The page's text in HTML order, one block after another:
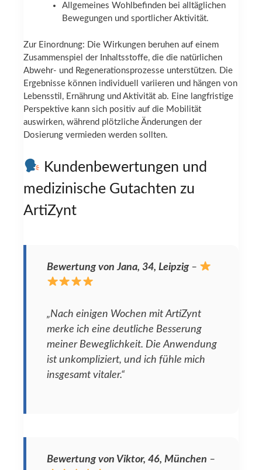
Allgemeines Wohlbefinden bei alltäglichen
Bewegungen und sportlicher Aktivität.
Zur Einordnung: Die Wirkungen beruhen auf einem
Zusammenspiel der Inhaltsstoffe, die die natürlichen
Abwehr- und Regenerationsprozesse unterstützen. Die
Ergebnisse können individuell variieren und hängen von
Lebensstil, Ernährung und Aktivität ab. Eine langfristige
Perspektive kann sich positiv auf die Mobilität
auswirken, während plötzliche Änderungen der
Dosierung vermieden werden sollten.
Kundenbewertungen und
medizinische Gutachten zu
ArtiZynt
Bewertung von Jana, 34, Leipzig–
„Nach einigen Wochen mit ArtiZynt
merke ich eine deutliche Besserung
meiner Beweglichkeit. Die Anwendung
ist unkompliziert, und ich fühle mich
insgesamt vitaler.“
Bewertung von Viktor, 46, München –